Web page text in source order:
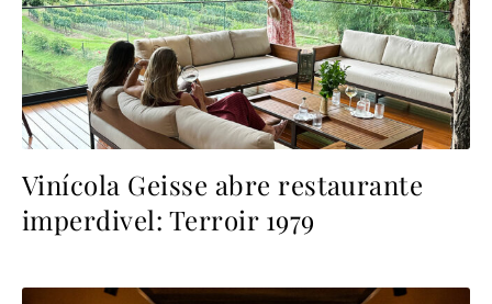
Vinícola Geisse abre restaurante
imperdivel: Terroir 1979